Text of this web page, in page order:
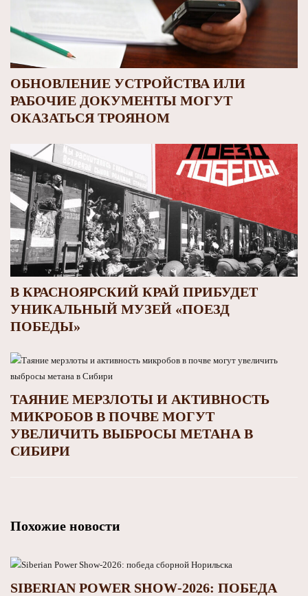
ОБНОВЛЕНИЕ УСТРОЙСТВА ИЛИ
РАБОЧИЕ ДОКУМЕНТЫ МОГУТ
ОКАЗАТЬСЯ ТРОЯНОМ
В КРАСНОЯРСКИЙ КРАЙ ПРИБУДЕТ
УНИКАЛЬНЫЙ МУЗЕЙ «ПОЕЗД
ПОБЕДЫ»
ТАЯНИЕ МЕРЗЛОТЫ И АКТИВНОСТЬ
МИКРОБОВ В ПОЧВЕ МОГУТ
УВЕЛИЧИТЬ ВЫБРОСЫ МЕТАНА В
СИБИРИ
Похожие новости
SIBERIAN POWER SHOW‑2026: ПОБЕДА